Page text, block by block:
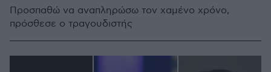
Προσπαθώ να αναπληρώσω τον χαμένο χρόνο,
πρόσθεσε ο τραγουδιστής